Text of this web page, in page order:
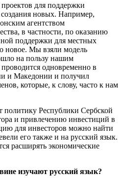
для поддержки
новых. Например,
агентством
в частности, по оказанию
поддержки для местных
новое. Мы взяли модель
на пользу нашим
одновременно в
и Македонии и получил
которые, к слову, часто к нам
политику Республики Сербской
и привлечению инвестиций в
для инвесторов можно найти
его также и на русский язык.
расширять экономические
изучают русский язык?